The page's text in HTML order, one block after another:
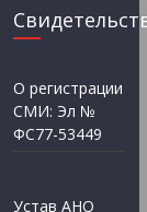
О регистрации
СМИ: Эл №
ФС77-53449
Устав АНО